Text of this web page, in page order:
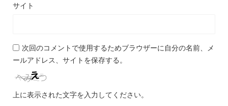
サイト
次回のコメントで使用するためブラウザーに自分の名前、メ
ールアドレス、サイトを保存する。
上に表示された文字を入力してください。